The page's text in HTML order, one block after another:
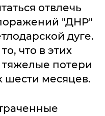
отвлечь
"ДНР"
дуге.
что в этих
тяжелые потери
шести месяцев.